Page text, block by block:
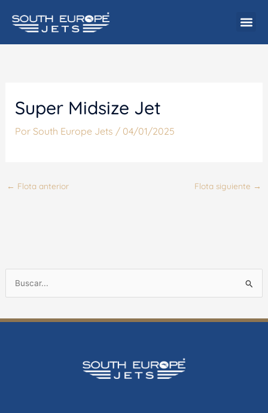
s
Super Midsize Jet
Por South Europe Jets / 04/01/2025
← Flota anterior Flota siguiente →